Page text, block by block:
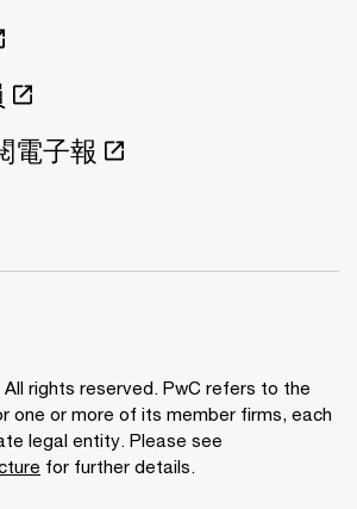
電子報
All rights reserved. PwC refers to the
one or more of its member firms, each
legal entity. Please see
for further details.